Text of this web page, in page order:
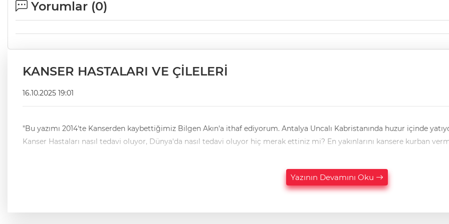
Yorumlar (0)
KANSER HASTALARI VE ÇİLELERİ
16.10.2025 19:01
"Bu yazımı 2014'te Kanserden kaybettiğimiz Bilgen Akın'a ithaf ediyorum. Antalya Uncalı Kabristanında huzur içinde yatıyor. Ruhun şâd menzilin mübarek olsun. " Türkiye'de
Kanser Hastaları nasıl tedavi oluyor, Dünya'da nasıl tedavi oluyor hiç merak ettiniz mi? En yakınlarını kansere kurban
Yazının Devamını Oku